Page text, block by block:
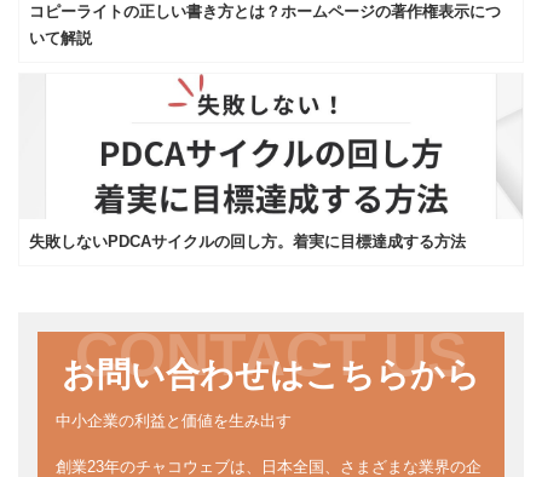
コピーライトの正しい書き方とは？ホームページの著作権表示につ
いて解説
失敗しないPDCAサイクルの回し方。着実に目標達成する方法
CONTACT US
お問い合わせはこちらから
中小企業の利益と価値を生み出す
創業23年のチャコウェブは、日本全国、さまざまな業界の企